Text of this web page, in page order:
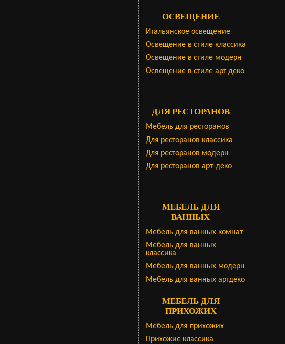
ОСВЕЩЕНИЕ
Итальянское освещение
Освещение в стиле классика
Освещение в стиле модерн
Освещение в стиле арт деко
ДЛЯ РЕСТОРАНОВ
Мебель для ресторанов
Для ресторанов классика
Для ресторанов модерн
Для ресторанов арт-деко
МЕБЕЛЬ ДЛЯ
ВАННЫХ
Мебель для ванных комнат
Мебель для ванных
классика
Мебель для ванных модерн
Мебель для ванных артдеко
МЕБЕЛЬ ДЛЯ
ПРИХОЖИХ
Мебель для прихожих
Прихожие классика